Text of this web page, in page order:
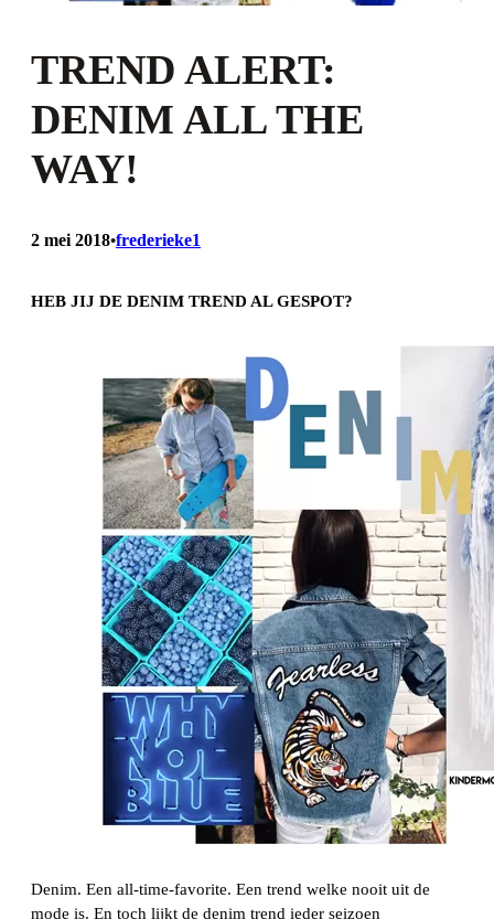
TREND ALERT:
DENIM ALL THE
WAY!
2 mei 2018•frederieke1
HEB JIJ DE DENIM TREND AL GESPOT?
Denim. Een all-time-favorite. Een trend welke nooit uit de
mode is. En toch lijkt de denim trend ieder seizoen